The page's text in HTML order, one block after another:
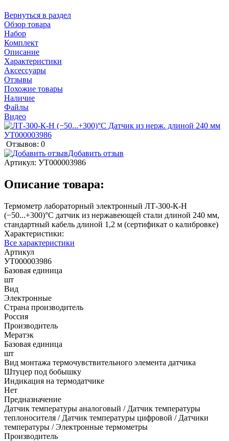
Вернуться в раздел
Обзор товара
Набор
Комплект
Описание
Характеристики
Аксессуары
Отзывы
Похожие товары
Наличие
Файлы
Видео
Отзывов: 0
Добавить отзыв
Артикул: УТ000003986
Описание товара:
Термометр лабораторный электронный ЛТ-300-К-Н
(−50...+300)°С датчик из нержавеющей стали длиной 240 мм,
стандартный кабель длиной 1,2 м (сертификат о калибровке)
Характеристики:
Все характеристики
Артикул
УТ000003986
Базовая единица
шт
Вид
Электронные
Страна производитель
Россия
Производитель
Мератэк
Базовая единица
шт
Вид монтажа термочувствительного элемента датчика
Штуцер под бобышку
Индикация на термодатчике
Нет
Предназначение
Датчик температуры аналоговый / Датчик температуры
теплоносителя / Датчик температуры цифровой / Датчики
температуры / Электронные термометры
Производитель